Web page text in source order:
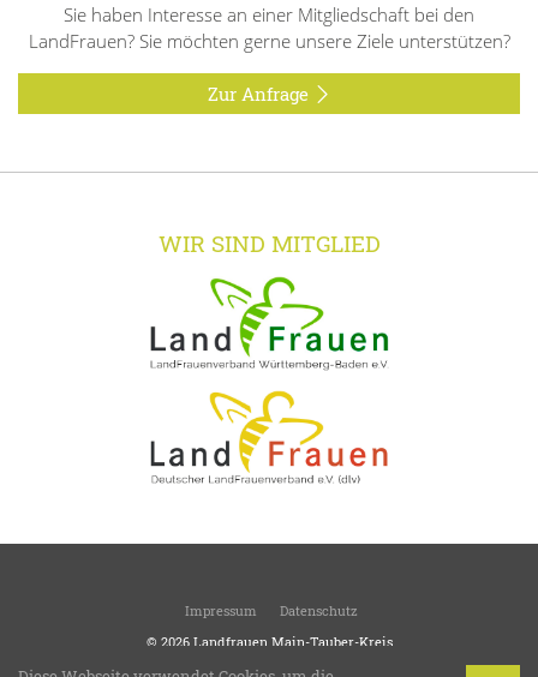
Sie haben Interesse an einer Mitgliedschaft bei den
LandFrauen? Sie möchten gerne unsere Ziele unterstützen?
Zur Anfrage
WIR SIND MITGLIED
Impressum
Datenschutz
© 2026 Landfrauen Main-Tauber-Kreis